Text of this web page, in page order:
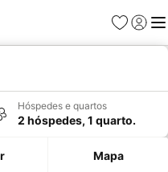
Favoritos
Iniciar
Hóspedes e quartos
2 hóspedes, 1 quarto.
Mapa